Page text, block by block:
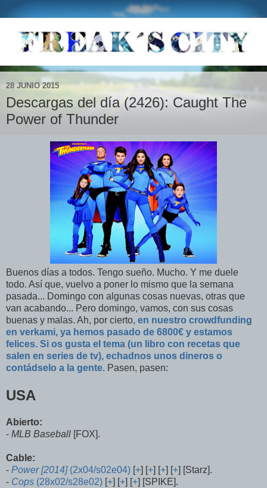
28 JUNIO 2015
Descargas del día (2426): Caught The
Power of Thunder
Buenos días a todos. Tengo sueño. Mucho. Y me duele
todo. Así que, vuelvo a poner lo mismo que la semana
pasada... Domingo con algunas cosas nuevas, otras que
van acabando... Pero domingo, vamos, con sus cosas
buenas y malas. Ah, por cierto, en nuestro crowdfunding
en verkami, ya hemos pasado de 6800€ y estamos
felices. Si os gusta el tema (un libro con recetas que
salen en series de tv), echadnos unos dineros o
contádselo a la gente. Pasen, pasen:
USA
Abierto:
- MLB Baseball [FOX].
Cable:
- Power [2014](2x04/s02e04) [+] [+] [+] [+] [Starz].
- Cops (28x02/s28e02) [+] [+] [+] [SPIKE].